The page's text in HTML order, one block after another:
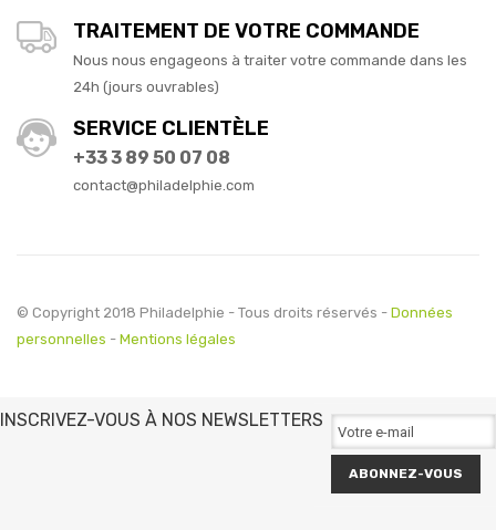
TRAITEMENT DE VOTRE COMMANDE
Nous nous engageons à traiter votre commande dans les
24h (jours ouvrables)
SERVICE CLIENTÈLE
+33 3 89 50 07 08
contact@philadelphie.com
© Copyright 2018 Philadelphie - Tous droits réservés - Données
personnelles - Mentions légales
INSCRIVEZ-VOUS À NOS NEWSLETTERS
ABONNEZ-VOUS